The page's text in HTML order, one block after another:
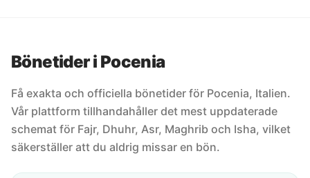
Bönetider i Pocenia
Få exakta och officiella bönetider för Pocenia, Italien.
Vår plattform tillhandahåller det mest uppdaterade
schemat för Fajr, Dhuhr, Asr, Maghrib och Isha, vilket
säkerställer att du aldrig missar en bön.